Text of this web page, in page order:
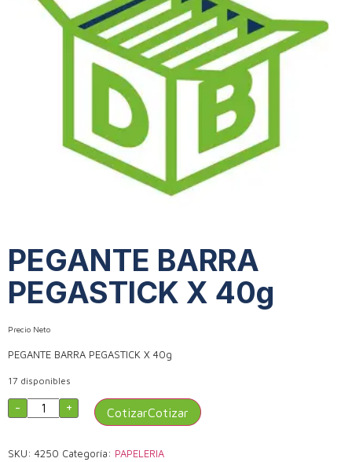
PEGANTE BARRA
PEGASTICK X 40g
Precio Neto
PEGANTE BARRA PEGASTICK X 40g
17 disponibles
- + Cotizar
SKU: 4250 Categoría: PAPELERIA